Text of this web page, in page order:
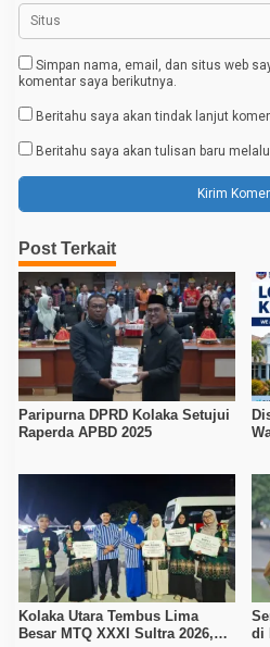
Simpan nama, email, dan situs web
komentar saya berikutnya.
Beritahu saya akan tindak lanjut
Beritahu saya akan tulisan baru
Post Terkait
Paripurna DPRD Kolaka Setujui
Raperda APBD 2025
Kolaka Utara Tembus Lima
Besar MTQ XXXI Sultra 2026,
di